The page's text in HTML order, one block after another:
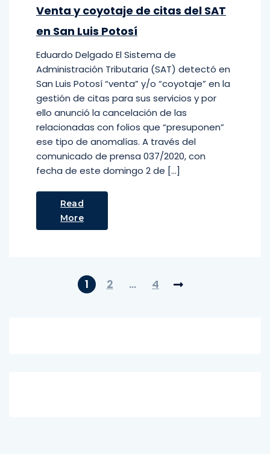
Venta y coyotaje de citas del SAT
en San Luis Potosí
Eduardo Delgado El Sistema de
Administración Tributaria (SAT) detectó en
San Luis Potosí “venta” y/o “coyotaje” en la
gestión de citas para sus servicios y por
ello anunció la cancelación de las
relacionadas con folios que “presuponen”
ese tipo de anomalías. A través del
comunicado de prensa 037/2020, con
fecha de este domingo 2 de […]
Read
More
1 2 … 4